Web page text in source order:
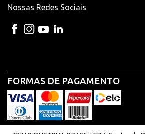
Nossas Redes Sociais
FORMAS DE PAGAMENTO